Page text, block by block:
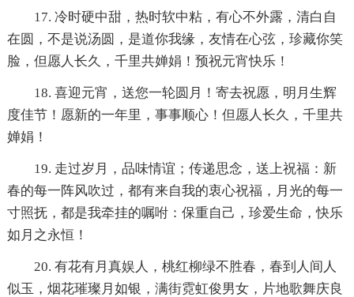
17. 冷时硬中甜，热时软中粘，有心不外露，清白自
在圆，不是说汤圆，是道你我缘，友情在心弦，珍藏你笑
脸，但愿人长久，千里共婵娟！预祝元宵快乐！
18. 喜迎元宵，送您一轮圆月！寄去祝愿，明月生辉
度佳节！愿新的一年里，事事顺心！但愿人长久，千里共
婵娟！
19. 走过岁月，品味情谊；传递思念，送上祝福：新
春的每一阵风吹过，都有来自我的衷心祝福，月光的每一
寸照抚，都是我牵挂的嘱咐：保重自己，珍爱生命，快乐
如月之永恒！
20. 有花有月真娱人，桃红柳绿不胜春，春到人间人
似玉，烟花璀璨月如银，满街霓虹俊男女，片地歌舞庆良